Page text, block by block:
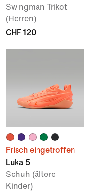
Swingman Trikot
(Herren)
CHF 120
Frisch eingetroffen
Luka 5
Schuh (ältere
Kinder)